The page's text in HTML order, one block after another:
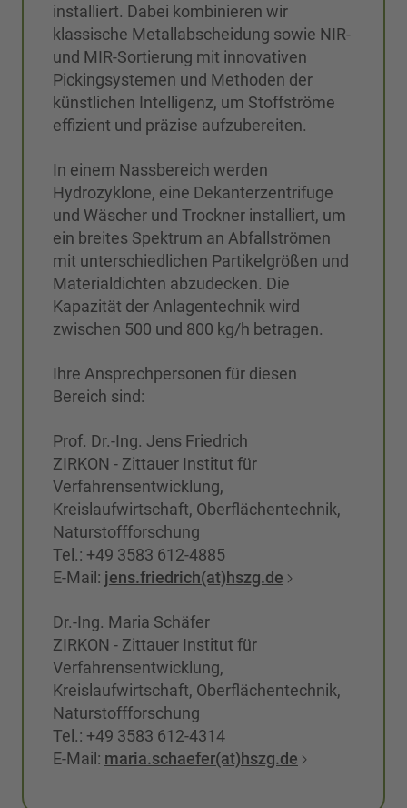
installiert. Dabei kombinieren wir
klassische Metallabscheidung sowie NIR-
und MIR-Sortierung mit innovativen
Pickingsystemen und Methoden der
künstlichen Intelligenz, um Stoffströme
effizient und präzise aufzubereiten.
In einem Nassbereich werden
Hydrozyklone, eine Dekanterzentrifuge
und Wäscher und Trockner installiert, um
ein breites Spektrum an Abfallströmen
mit unterschiedlichen Partikelgrößen und
Materialdichten abzudecken. Die
Kapazität der Anlagentechnik wird
zwischen 500 und 800 kg/h betragen.
Ihre Ansprechpersonen für diesen
Bereich sind:
Prof. Dr.-Ing. Jens Friedrich
ZIRKON - Zittauer Institut für
Verfahrensentwicklung,
Kreislaufwirtschaft, Oberflächentechnik,
Naturstoffforschung
Tel.: +49 3583 612-4885
E-Mail: jens.friedrich(at)hszg.de
Dr.-Ing. Maria Schäfer
ZIRKON - Zittauer Institut für
Verfahrensentwicklung,
Kreislaufwirtschaft, Oberflächentechnik,
Naturstoffforschung
Tel.: +49 3583 612-4314
E-Mail: maria.schaefer(at)hszg.de